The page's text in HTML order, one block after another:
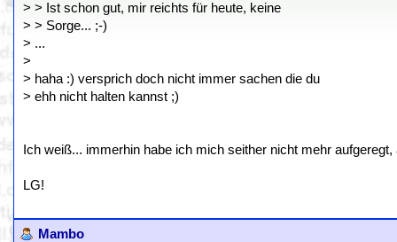
> > Ist schon gut, mir reichts für heute, keine
> > Sorge... ;-)
> ...
>
> haha :) versprich doch nicht immer sachen die du
> ehh nicht halten kannst ;)
Ich weiß... immerhin habe ich mich seither nicht mehr
LG!
Mambo